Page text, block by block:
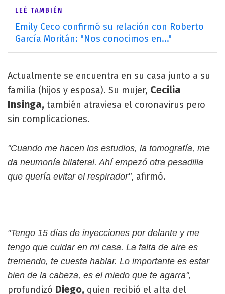
LEÉ TAMBIÉN
Emily Ceco confirmó su relación con Roberto
García Moritán: "Nos conocimos en..."
Actualmente se encuentra en su casa junto a su
familia (hijos y esposa). Su mujer, Cecilia
Insinga, también atraviesa el coronavirus pero
sin complicaciones.
"Cuando me hacen los estudios, la tomografía, me
da neumonía bilateral. Ahí empezó otra pesadilla
que quería evitar el respirador", afirmó.
"Tengo 15 días de inyecciones por delante y me
tengo que cuidar en mi casa. La falta de aire es
tremendo, te cuesta hablar. Lo importante es estar
bien de la cabeza, es el miedo que te agarra",
profundizó Diego, quien recibió el alta del